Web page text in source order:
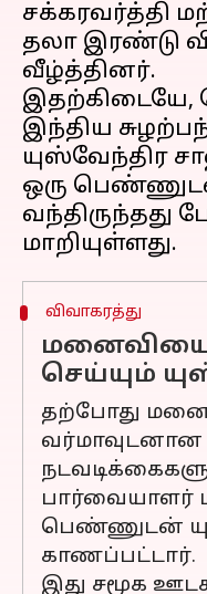
சக்கரவர்த்தி
தலா இரண்டு
வீழ்த்தினர்.
இதற்கிடையே,
இந்திய
யுஸ்வேந்திர
ஒரு
வந்திருந்தது
விவாகரத்து
மனைவியை
செய்யும்
தற்போது
வர்மாவுடனான
பார்வையாளர்
பெண்ணுடன்
காணப்பட்டார்.
இது சமூக